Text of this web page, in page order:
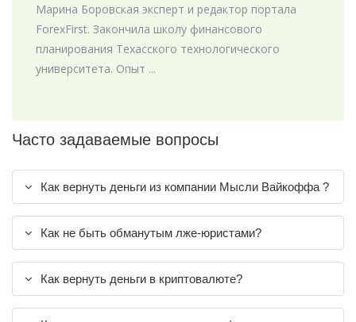
Марина Боровская эксперт и редактор портала
ForexFirst. Закончила школу финансового
планирования Техасского технологического
университета. Опыт ...
Часто задаваемые вопросы
Как вернуть деньги из компании Мысли Вайкоффа ?
Как не быть обманутым лже-юристами?
Как вернуть деньги в криптовалюте?